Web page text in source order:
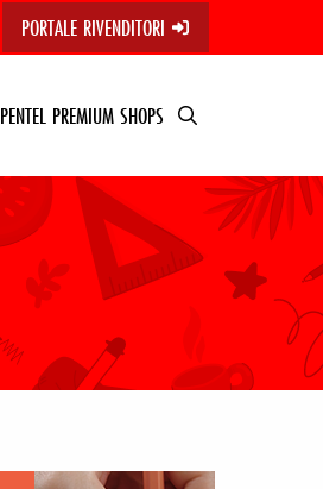
PORTALE RIVENDITORI
PENTEL PREMIUM SHOPS